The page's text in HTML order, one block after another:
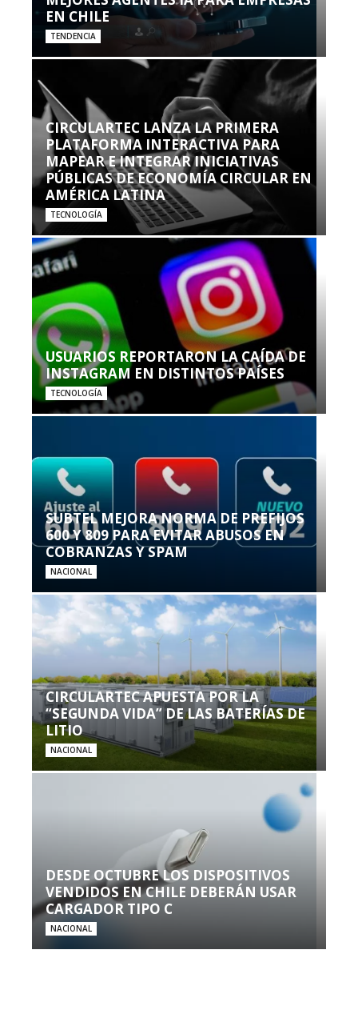
EN CHILE
TENDENCIA
CIRCULARTEC LANZA LA PRIMERA
PLATAFORMA INTERACTIVA PARA
MAPEAR E INTEGRAR INICIATIVAS
PÚBLICAS DE ECONOMÍA CIRCULAR EN
AMÉRICA LATINA
TECNOLOGÍA
USUARIOS REPORTARON LA CAÍDA DE
INSTAGRAM EN DISTINTOS PAÍSES
TECNOLOGÍA
SUBTEL MEJORA NORMA DE PREFIJOS
600 Y 809 PARA EVITAR ABUSOS EN
COBRANZAS Y SPAM
NACIONAL
CIRCULARTEC APUESTA POR LA
“SEGUNDA VIDA” DE LAS BATERÍAS DE
LITIO
NACIONAL
DESDE OCTUBRE LOS DISPOSITIVOS
VENDIDOS EN CHILE DEBERÁN USAR
CARGADOR TIPO C
NACIONAL